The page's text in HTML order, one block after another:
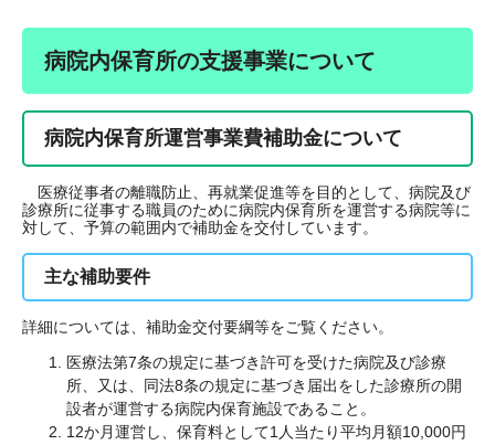
病院内保育所の支援事業について
病院内保育所運営事業費補助金について
医療従事者の離職防止、再就業促進等を目的として、病院及び
診療所に従事する職員のために病院内保育所を運営する病院等に
対して、予算の範囲内で補助金を交付しています。
主な補助要件
詳細については、補助金交付要綱等をご覧ください。
医療法第7条の規定に基づき許可を受けた病院及び診療
所、又は、同法8条の規定に基づき届出をした診療所の開
設者が運営する病院内保育施設であること。
12か月運営し、保育料として1人当たり平均月額10,000円